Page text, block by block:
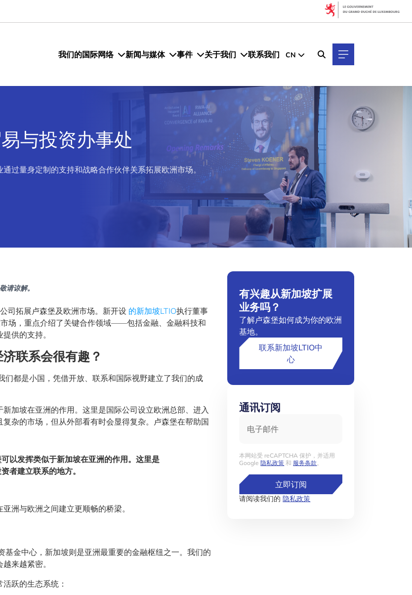
我们的国际网络 新闻与媒体 事件 关于我们 联系我们 CN
与投资办事处
过量身定制的支持和战略合作伙伴关系拓展欧洲市场。
请谅解。
司拓展卢森堡及欧洲市场。新开设 的新加坡LTIO执行董事
场，重点介绍了关键合作领域——包括金融、金融科技和
供的支持。
联系会很有趣？
们都是小国，凭借开放、联系和国际视野建立了我们的成
加坡在亚洲的作用。这里是国际公司设立欧洲总部、进入
杂的市场，但从外部看有时会显得复杂。卢森堡在帮助国
以发挥类似于新加坡在亚洲的作用。这里是
者建立联系的地方。
洲与欧洲之间建立更顺畅的桥梁。
金中心，新加坡则是亚洲最重要的金融枢纽之一。我们的
来越紧密。
跃的生态系统：
有兴趣从新加坡扩展
业务吗？
了解卢森堡如何成为你的欧洲
基地。
联系新加坡LTIO中
心
通讯订阅
本网站受 reCAPTCHA 保护，并适用
Google隐私政策 和 服务条款。
立即订阅
请阅读我们的隐私政策